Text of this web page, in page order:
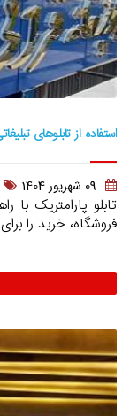
استفاده از تابلوهای
09 شهريور 1404
تابلو پارامتریک
فروشگاه، خرید را